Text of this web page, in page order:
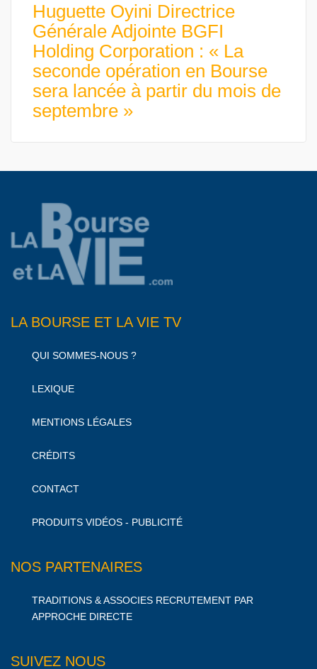
Huguette Oyini Directrice
Générale Adjointe BGFI
Holding Corporation : « La
seconde opération en Bourse
sera lancée à partir du mois de
septembre »
LA BOURSE ET LA VIE TV
QUI SOMMES-NOUS ?
LEXIQUE
MENTIONS LÉGALES
CRÉDITS
CONTACT
PRODUITS VIDÉOS - PUBLICITÉ
NOS PARTENAIRES
TRADITIONS & ASSOCIES RECRUTEMENT PAR
APPROCHE DIRECTE
SUIVEZ NOUS